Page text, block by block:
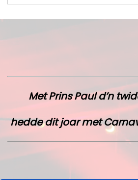
Met Prins Paul d’n
hedde dit joar met